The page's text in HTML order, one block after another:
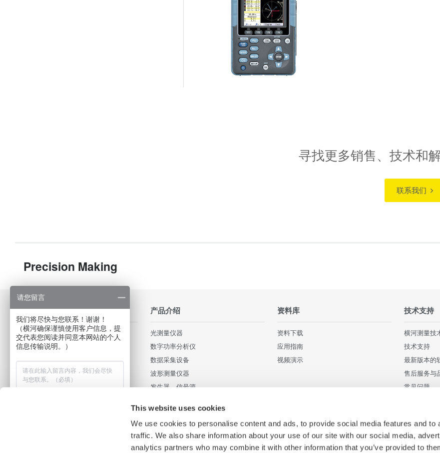
This website uses cookies
We use cookies to personalise content and ads, to provide social media features and to
traffic. We also share information about your use of our site with our social media,
analytics partners who may combine it with other information that you’ve provided to
寻找更多销售、技术和
联系我们
Precision Making
行业应用
轨道交通和高速铁路
照明和电源
Data Centers
汽车电子和新能源汽车
产品介绍
光测量仪器
数字功率分析仪
数据采集设备
波形测量仪器
发生器、信号源
便携式和手持式仪器
部件及配件
集成测试系统
资料库
资料下载
应用指南
视频演示
技术支持
横河测量技
技术支持
最新版本的
售后服务与
常见问题
请您留言
我们将尽快与您联系！谢谢！
（横河确保谨慎使用客户信息，提
交代表您阅读并同意本网站的个人
信息传输说明。）